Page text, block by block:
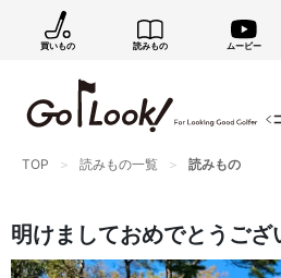
買いもの 読みもの ムービー
TOP 読みもの一覧 読みもの
明けましておめでとうござ